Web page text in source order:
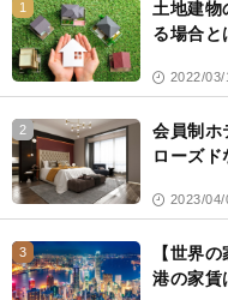
1
土地建物
る場合と
2022/03/
2
会員制ホ
ローズド
2023/04/
3
【世界
港の家